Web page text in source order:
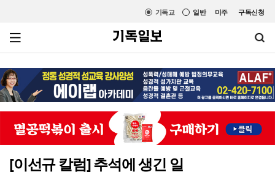
미주 구독신청
일반
기독교
[이선규 칼럼] 추석에 생긴 일